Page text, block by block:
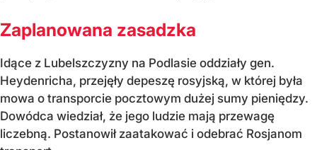
Zaplanowana zasadzka
Idące z Lubelszczyzny na Podlasie oddziały gen.
Heydenricha, przejęły depeszę rosyjską, w której była
mowa o transporcie pocztowym dużej sumy pieniędzy.
Dowódca wiedział, że jego ludzie mają przewagę
liczebną. Postanowił zaatakować i odebrać Rosjanom